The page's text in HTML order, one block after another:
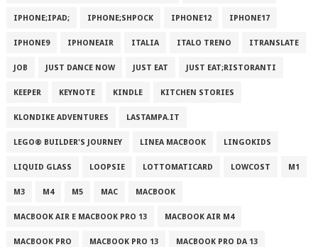
IPHONE;IPAD; IPHONE;SHPOCK IPHONE12 IPHONE17
IPHONE9 IPHONEAIR ITALIA ITALO TRENO ITRANSLATE
JOB JUST DANCE NOW JUST EAT JUST EAT;RISTORANTI
KEEPER KEYNOTE KINDLE KITCHEN STORIES
KLONDIKE ADVENTURES LASTAMPA.IT
LEGO® BUILDER'S JOURNEY LINEA MACBOOK LINGOKIDS
LIQUID GLASS LOOPSIE LOTTOMATICARD LOWCOST M1
M3 M4 M5 MAC MACBOOK
MACBOOK AIR E MACBOOK PRO 13 MACBOOK AIR M4
MACBOOK PRO MACBOOK PRO 13 MACBOOK PRO DA 13